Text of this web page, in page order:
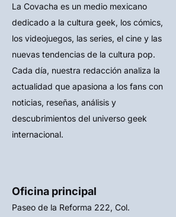
La Covacha es un medio mexicano
dedicado a la cultura geek, los cómics,
los videojuegos, las series, el cine y las
nuevas tendencias de la cultura pop.
Cada día, nuestra redacción analiza la
actualidad que apasiona a los fans con
noticias, reseñas, análisis y
descubrimientos del universo geek
internacional.
Oficina principal
Paseo de la Reforma 222, Col.